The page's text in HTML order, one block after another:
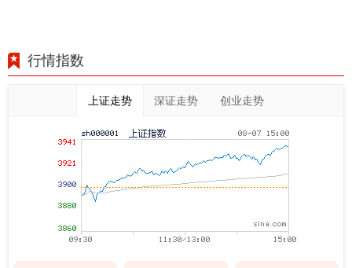
行情指数
上证走势 深证走势 创业走势